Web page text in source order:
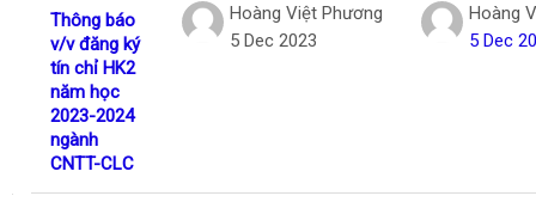
Thông báo
v/v đăng ký
tín chỉ HK2
năm học
2023-2024
ngành
CNTT-CLC
Hoàng Việt Phương
5 Dec 2023
Hoàng
5 Dec